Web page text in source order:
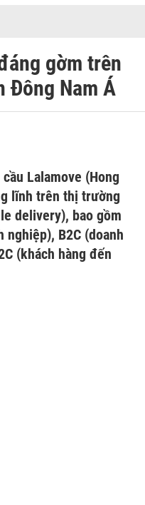
gờm trên
Đông Nam Á
Lalamove (Hong
lĩnh trên thị trường
delivery), bao gồm
nghiệp), B2C (doanh
(khách hàng đến